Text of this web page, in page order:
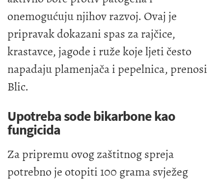
onemogućuju njihov razvoj. Ovaj je
pripravak dokazani spas za rajčice,
krastavce, jagode i ruže koje ljeti često
napadaju plamenjača i pepelnica, prenosi
Blic.
Upotreba sode bikarbone kao
fungicida
Za pripremu ovog zaštitnog spreja
potrebno je otopiti 100 grama svježeg